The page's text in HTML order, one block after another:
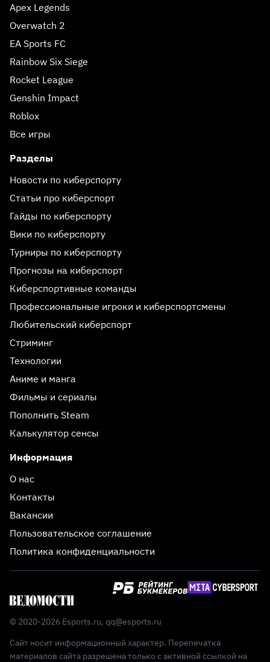
Apex Legends
Overwatch 2
EA Sports FC
Rainbow Six Siege
Rocket League
Genshin Impact
Roblox
Все игры
Разделы
Новости по киберспорту
Статьи про киберспорт
Гайды по киберспорту
Вики по киберспорту
Турниры по киберспорту
Прогнозы на киберспорт
Киберспортивные команды
Профессиональные игроки и киберспортсмены
Любительский киберспорт
Стриминг
Технологии
Аниме и манга
Фильмы и сериалы
Пополнить Steam
Калькулятор сенсы
Информация
О нас
Контакты
Вакансии
Пользовательское соглашение
Политика конфиденциальности
© 2020-2026 Esports.ru, qq@esports.ru
Сайт носит информационный характер. Перепечатка
материалов сайта разрешена только с активной ссылкой на